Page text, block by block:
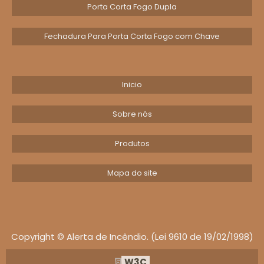
Registro de manutenção e reensaios pós-
modificação
de
Ação e Critério
Conferir etiqueta abnt,
verificar integridade das duas
folhas e ferragens; recusar
Teste funcional das folgas e
Porta Corta Fogo Dupla
Fechadura Para Porta Corta Fogo com Chave
Inicio
Sobre nós
Produtos
Mapa do site
Copyright © Alerta de Incêndio. (Lei 9610 de 19/02/1998)